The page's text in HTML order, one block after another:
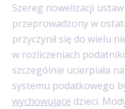
Szereg nowelizacji
przeprowadzony w
przyczynił się do wielu
w rozliczeniach
szczególnie ucierpiała
systemu podatkowego
wychowujące dzieci.